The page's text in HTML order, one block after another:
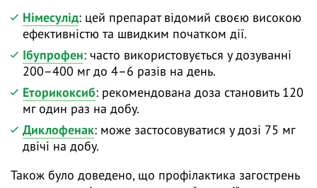
Німесулід: цей препарат відомий своєю високою
ефективністю та швидким початком дії.
Ібупрофен: часто використовується у дозуванні
200–400 мг до 4–6 разів на день.
Еторикоксиб: рекомендована доза становить 120
мг один раз на добу.
Диклофенак: може застосовуватися у дозі 75 мг
двічі на добу.
Також було доведено, що профілактика загострень